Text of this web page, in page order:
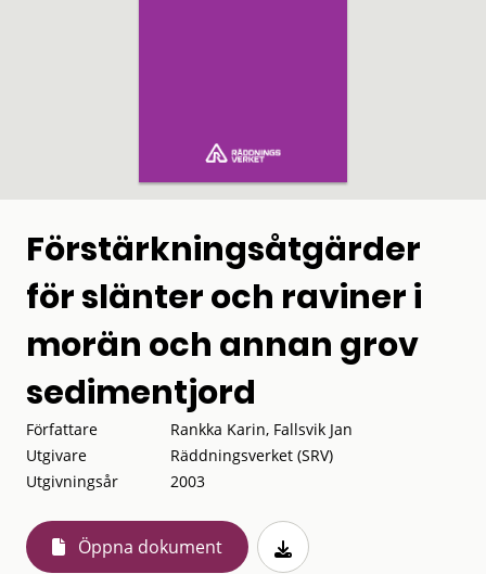
Förstärkningsåtgärder
för slänter och raviner i
morän och annan grov
sedimentjord
Författare
Rankka Karin, Fallsvik Jan
Utgivare
Räddningsverket (SRV)
Utgivningsår
2003
Öppna dokument